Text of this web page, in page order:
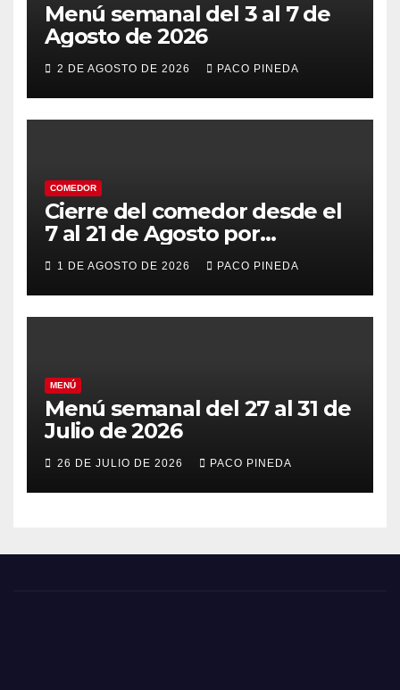
Menú semanal del 3 al 7 de
Agosto de 2026
2 DE AGOSTO DE 2026 PACO PINEDA
COMEDOR
Cierre del comedor desde el
7 al 21 de Agosto por
vacaciones
1 DE AGOSTO DE 2026 PACO PINEDA
MENÚ
Menú semanal del 27 al 31 de
Julio de 2026
26 DE JULIO DE 2026 PACO PINEDA